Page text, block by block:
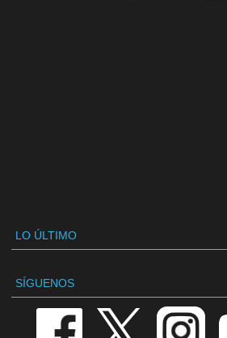
LO ÚLTIMO
SÍGUENOS